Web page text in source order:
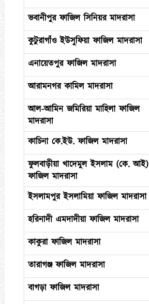
ভবানীপুর ফাজিল সিনিয়র মাদরাসা
কুটুরাগাঁও ইউসুফিয়া ফাজিল মাদরাসা
এনায়েতপুর ফাজিল মাদরাসা
আরামনগর কামিল মাদরাসা
আল-আমিন জমিরিয়া মাহিলা ফাজিল
মাদরাসা
কাচিনা কে.ইউ. ফাজিল মাদরাসা
ফুলবাড়ীয়া খাদেমুল ইসলাম (কে. আই)
ফাজিল মাদরাসা
ইসলামপুর ইসলামিয়া ফাজিল মাদরাসা
হরিনাদী এমদাদীয়া ফাজিল মাদরাসা
কাকুরা ফাজিল মাদরাসা
তারাগঞ্জ ফাজিল মাদরাসা
বাগড়া ফাজিল মাদরাসা